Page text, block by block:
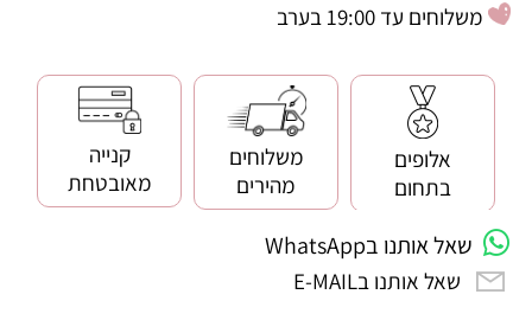
משלוחים עד 19:00 בערב
אלופים
בתחום
משלוחים
מהירים
קנייה
מאובטחת
שאל אותנו בWhatsApp
שאל אותנו בE-MAIL